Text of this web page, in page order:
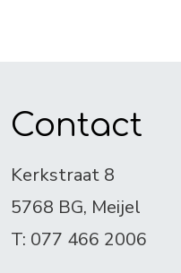
Contact
Kerkstraat 8
5768 BG, Meijel
T: 077 466 2006